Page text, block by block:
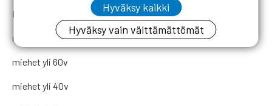
Rintauinti
miehet yli 70v
miehet yli 60v
miehet yli 40v
Hyväksy kaikki
Hyväksy vain välttämättömät